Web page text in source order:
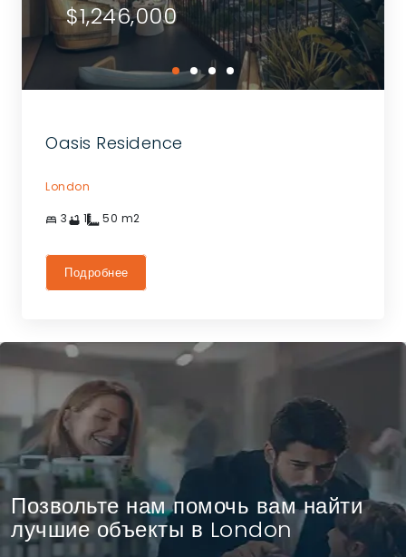
$1,246,000
Oasis Residence
London
3 1 50 m2
Подробнее
Позвольте нам помочь вам найти
лучшие объекты в London